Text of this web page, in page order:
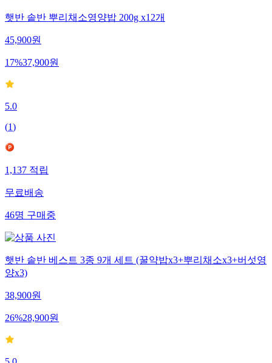
햇반 솥반 뿌리채소영양밥 200g x12개
45,900원
17%37,900원
5.0
(1)
1,137적립
무료배송
46명구매중
햇반 솥반 베스트 3종 9개 세트 (꿀약밥x3+뿌리채소x3+버섯영
양x3)
38,900원
26%28,900원